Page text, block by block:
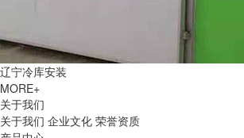
辽宁冷库安装
MORE+
关于我们
关于我们 企业文化 荣誉资质